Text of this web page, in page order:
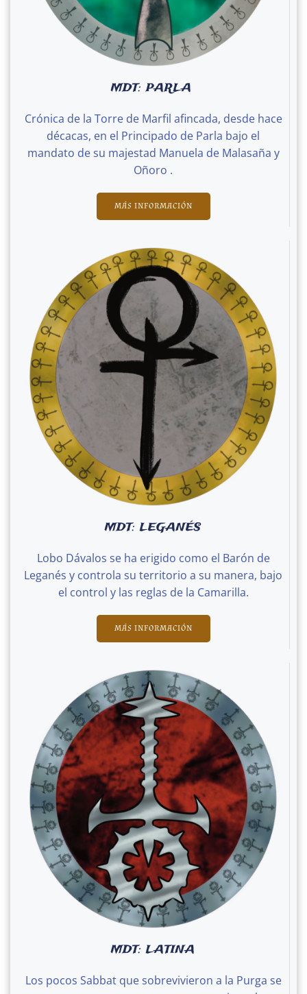
MDT: PARLA
Crónica de la Torre de Marfil afincada, desde hace
décacas, en el Principado de Parla bajo el
mandato de su majestad Manuela de Malasaña y
Oñoro .
MÁS INFORMACIÓN
MDT: LEGANÉS
Lobo Dávalos se ha erigido como el Barón de
Leganés y controla su territorio a su manera, bajo
el control y las reglas de la Camarilla.
MÁS INFORMACIÓN
MDT: LATINA
Los pocos Sabbat que sobrevivieron a la Purga se